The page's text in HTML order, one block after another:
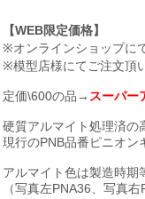
【WEB限定価格】
※オンラインショップに
※模型店様にてご注文頂
定価\600の品→ スーパー
硬質アルマイト処理済の
現行のPNB品番ピニオン
アルマイト色は製造時期
（写真左PNA36、写真右